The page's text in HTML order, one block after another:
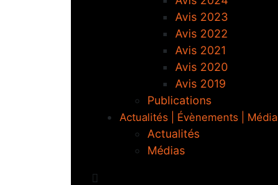
Avis 2023
Avis 2022
Avis 2021
Avis 2020
Avis 2019
Publications
Actualités | Évènements | Média
Actualités
Médias